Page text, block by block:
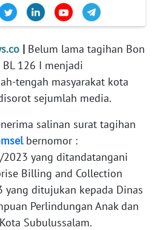
| Belum lama tagihan Bon
126 I menjadi
tengah masyarakat kota
sejumlah media.
salinan surat tagihan
bernomor :
2023 yang ditandatangani
Billing and Collection
yang ditujukan kepada Dinas
Perlindungan Anak dan
Subulussalam.